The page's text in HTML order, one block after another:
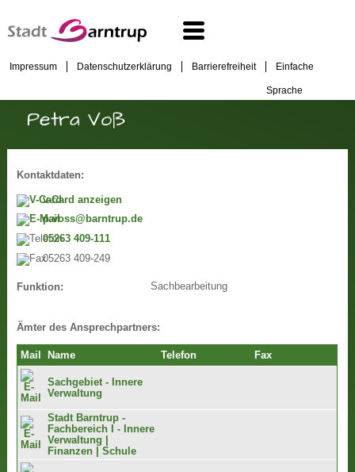
Impressum Datenschutzerklärung Barrierefreiheit Einfache
Sprache
Petra Voß
Kontaktdaten:
v-Card anzeigen
p.voss@barntrup.de
05263 409-111
05263 409-249
Funktion: Sachbearbeitung
Ämter des Ansprechpartners:
Mail Name Telefon Fax
Sachgebiet - Innere
Verwaltung
Stadt Barntrup -
Fachbereich I - Innere
Verwaltung |
Finanzen | Schule